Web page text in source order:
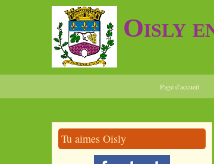
Oisly
Page d'accueil
Tu aimes Oisly